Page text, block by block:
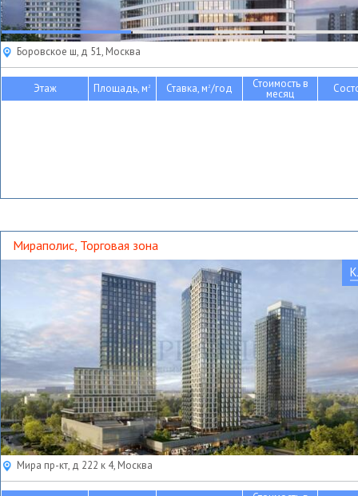
Боровское ш, д 51, Москва
Этаж Площадь, м2 Ставка, м2/год Стоимость в
месяц
Мираполис, Торговая зона
Мира пр-кт, д 222 к 4, Москва